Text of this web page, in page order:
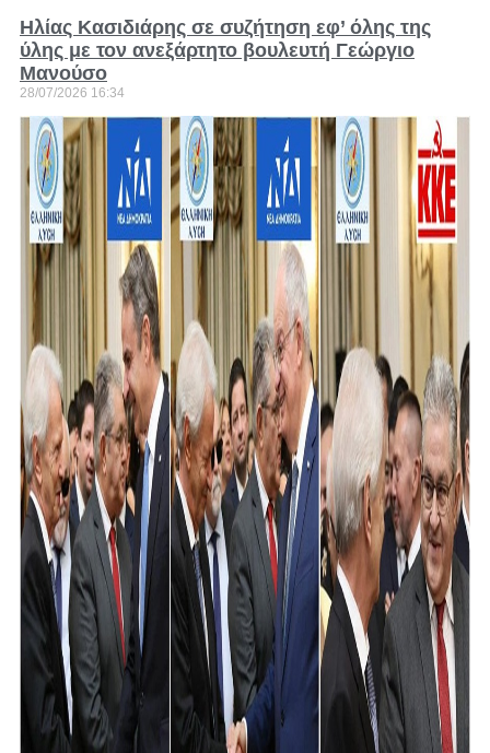
Ηλίας Κασιδιάρης σε συζήτηση εφ’ όλης της
ύλης με τον ανεξάρτητο βουλευτή Γεώργιο
Μανούσο
28/07/2026 16:34